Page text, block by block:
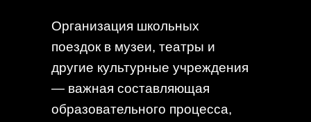
Организация школьных
поездок в музеи, театры и
другие культурные учреждения
— важная составляющая
образовательного процесса,